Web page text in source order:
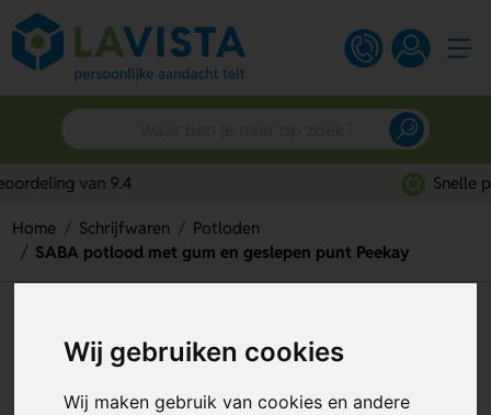
Wij gebruiken cookies
Wij maken gebruik van cookies en andere
Home Schrijfwaren
Potloden
SABA potlood met gum en geslepen punt Peekay
geslepen punt Peekay
Artikelnummer: 191109